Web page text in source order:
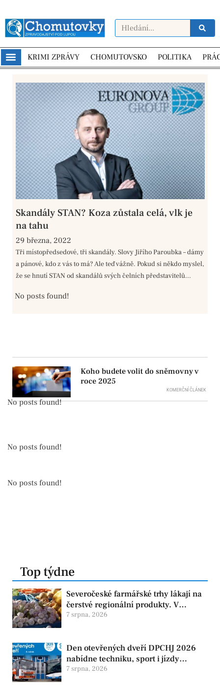
KRIMI ZPRÁVY CHOMUTOVSKO POLITIKA
Skandály STAN? Koza zůstala celá, vlk je
na tahu
29 března, 2022
Tři místopředsedové, tři skandály. Slovy Jiřího Paroubka – dámy
a pánové, kdo z vás to má? Ale teď vážně. Pokud si někdo myslel,
že se hnutí STAN od skandálů svých čelních představitelů...
No posts found!
Koho budete volit do sněmovny v
roce 2025
KOMERČNÍ ČLÁNEK
No posts found!
No posts found!
No posts found!
Top týdne
Severočeské farmářské trhy lákají na
čerstvé regionální produkty. V
Chomutově se konají 8. srpna
7 srpna, 2026
Den otevřených dveří DPCHJ 2026
nabídne techniku, sport i jízdy
historickými vozy
7 srpna, 2026